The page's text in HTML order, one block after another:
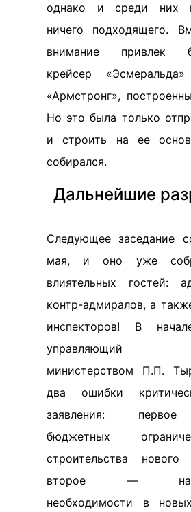
однако и среди них
ничего подходящего.
внимание привлек
крейсер
«Армстронг»,
Но это была только
и строить на ее
собирался.
Дальнейшие
Следующее заседание
мая, и оно уже
влиятельных гостей:
контр-адмиралов, а
инспекторов! В
управляющий
министерством П.П.
два ошибки
заявления: первое
бюджетных
строительства
второе —
необходимости в